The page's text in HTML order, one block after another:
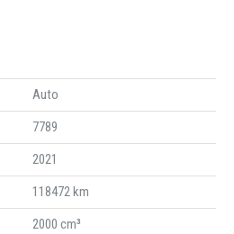
Auto
7789
2021
118472 km
2000 cm³